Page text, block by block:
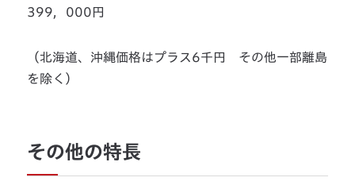
399，000円
（北海道、沖縄価格はプラス6千円 その他一部離島
を除く）
その他の特長